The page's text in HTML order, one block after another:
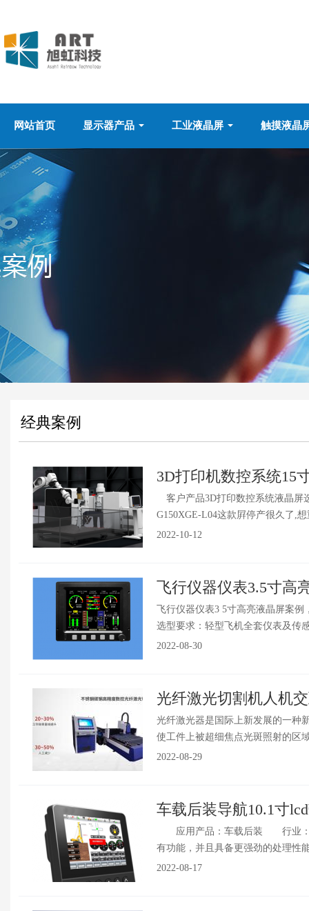
网站首页 显示器产品 工业液晶屏 触摸液晶
经典案例
3D打印机数控系统15
客户产品3D打印数控系统液晶屏
G150XGE-L04这款屛停产很久了,
2022-10-12
飞行仪器仪表3.5寸高
飞行仪器仪表3 5寸高亮液晶屏案
选型要求：轻型飞机全套仪表及传
2022-08-30
光纤激光切割机人机
光纤激光器是国际上新发展的一种
使工件上被超细焦点光斑照射的区
2022-08-29
车载后装导航10.1寸
应用产品：车载后装 行业：
有功能，并且具备更强劲的处理性
2022-08-17